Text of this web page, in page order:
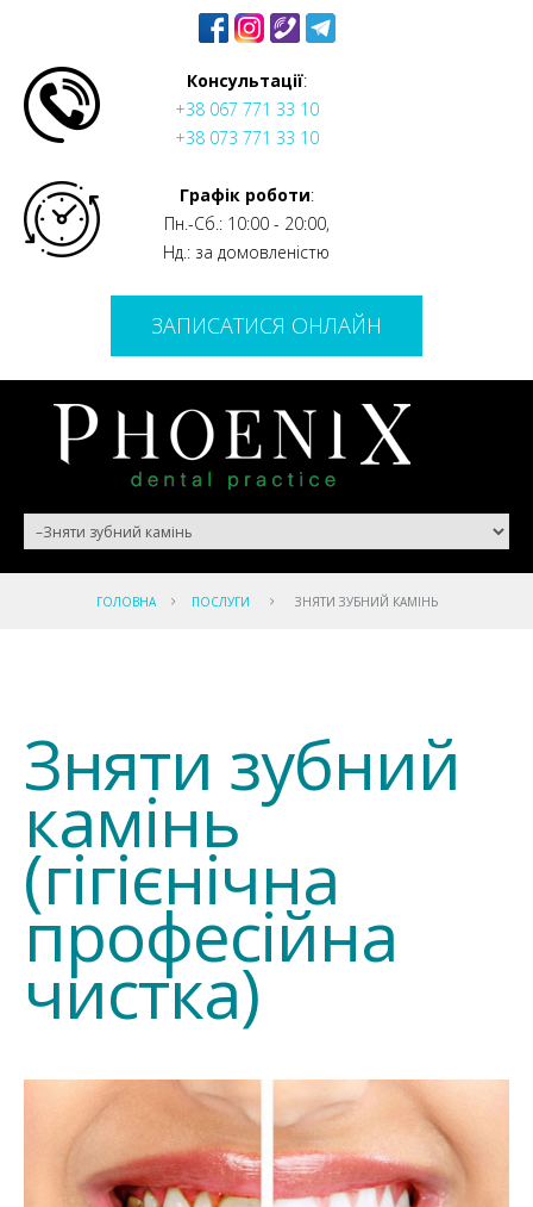
Консультації:
+38 067 771 33 10
+38 073 771 33 10
Графік роботи:
Пн.-Сб.: 10:00 - 20:00,
Нд.: за домовленістю
ЗАПИСАТИСЯ ОНЛАЙН
ГОЛОВНА ПОСЛУГИ ЗНЯТИ ЗУБНИЙ КАМІНЬ
Зняти зубний
камінь
(гігієнічна
професійна
чистка)